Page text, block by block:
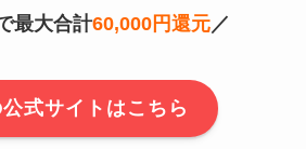
最大合計60,000円還元／
式サイトはこちら